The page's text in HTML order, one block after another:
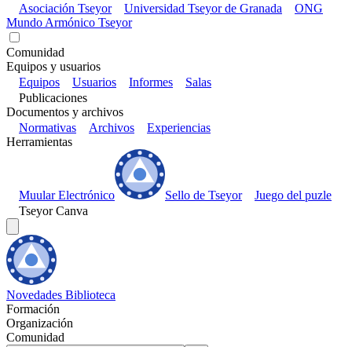
Asociación Tseyor
Universidad Tseyor de Granada
ONG
Mundo Armónico Tseyor
Comunidad
Equipos y usuarios
Equipos
Usuarios Informes
Salas
Publicaciones
Documentos y archivos
Normativas
Archivos
Experiencias
Herramientas
Muular Electrónico Sello de Tseyor
Juego del puzle
Tseyor Canva
Novedades Biblioteca
Formación
Organización
Comunidad